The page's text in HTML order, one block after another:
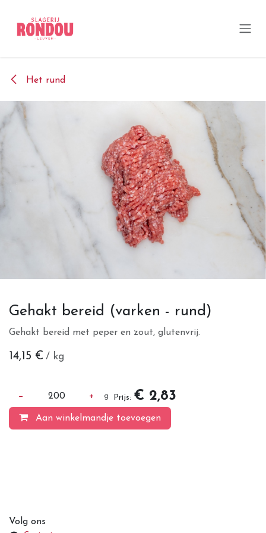
Het rund
Gehakt bereid (varken - rund)
Gehakt bereid met peper en zout, glutenvrij.
14,15 € / kg
Aan winkelmandje toevoegen
− 200 + g Prijs: € 2,83
Volg ons